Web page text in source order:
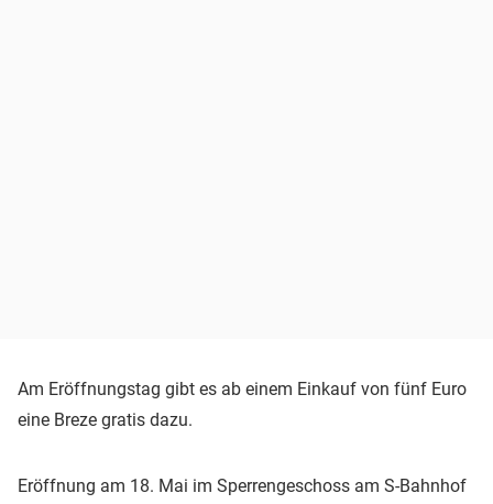
Am Eröffnungstag gibt es ab einem Einkauf von fünf Euro
eine Breze gratis dazu.
Eröffnung am 18. Mai im Sperrengeschoss am S-Bahnhof